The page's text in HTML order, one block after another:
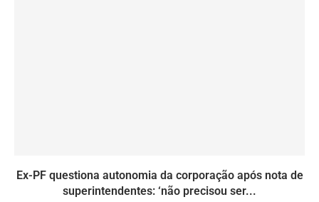
Ex-PF questiona autonomia da corporação após nota de
superintendentes: ‘não precisou ser...